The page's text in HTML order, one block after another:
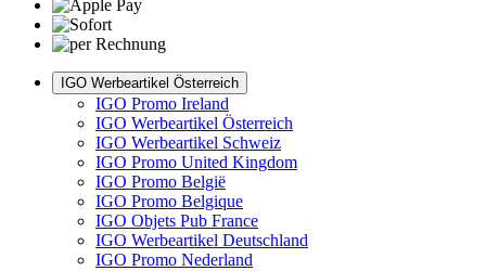
IGO Werbeartikel Österreich
IGO Promo Ireland
IGO Werbeartikel Österreich
IGO Werbeartikel Schweiz
IGO Promo United Kingdom
IGO Promo België
IGO Promo Belgique
IGO Objets Pub France
IGO Werbeartikel Deutschland
IGO Promo Nederland